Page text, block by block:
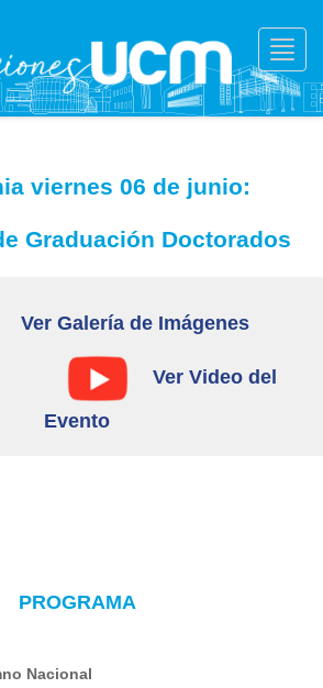
viernes 06 de junio:
Graduación Doctorados
Ver Galería de Imágenes
Ver Video del
Evento
PROGRAMA
Nacional